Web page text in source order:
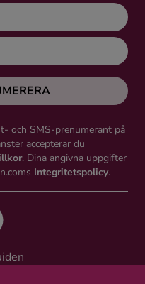
och SMS-prenumerant på
accepterar du
. Dina angivna uppgifter
Integritetspolicy.